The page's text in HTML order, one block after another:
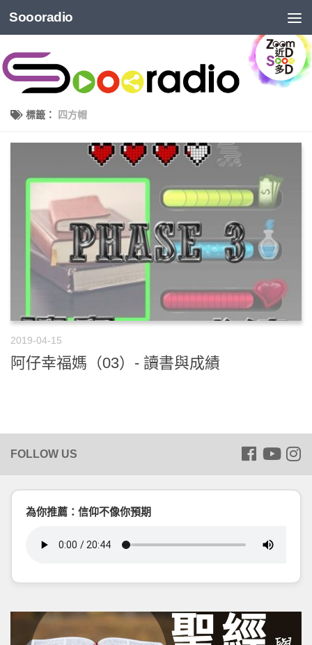
Soooradio
標籤： 四方帽
2019-04-15
阿仔幸福媽（03）- 讀書與成績
為你推薦：信仰不像你預期